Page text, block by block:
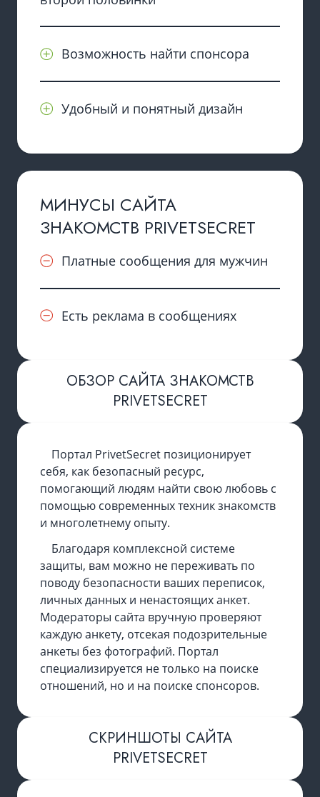
Возможность найти спонсора
Удобный и понятный дизайн
МИНУСЫ САЙТА
ЗНАКОМСТВ PRIVETSECRET
Платные сообщения для мужчин
Есть реклама в сообщениях
ОБЗОР САЙТА ЗНАКОМСТВ
PRIVETSECRET
Портал PrivetSecret позиционирует
себя, как безопасный ресурс,
помогающий людям найти свою любовь с
помощью современных техник знакомств
и многолетнему опыту.
Благодаря комплексной системе
защиты, вам можно не переживать по
поводу безопасности ваших переписок,
личных данных и ненастоящих анкет.
Модераторы сайта вручную проверяют
каждую анкету, отсекая подозрительные
анкеты без фотографий. Портал
специализируется не только на поиске
отношений, но и на поиске спонсоров.
СКРИНШОТЫ САЙТА
PRIVETSECRET